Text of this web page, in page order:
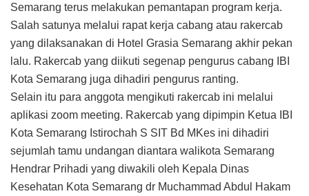
Semarang terus melakukan pemantapan program kerja.
Salah satunya melalui rapat kerja cabang atau rakercab
yang dilaksanakan di Hotel Grasia Semarang akhir pekan
lalu. Rakercab yang diikuti segenap pengurus cabang IBI
Kota Semarang juga dihadiri pengurus ranting.
Selain itu para anggota mengikuti rakercab ini melalui
aplikasi zoom meeting. Rakercab yang dipimpin Ketua IBI
Kota Semarang Istirochah S SIT Bd MKes ini dihadiri
sejumlah tamu undangan diantara walikota Semarang
Hendrar Prihadi yang diwakili oleh Kepala Dinas
Kesehatan Kota Semarang dr Muchammad Abdul Hakam